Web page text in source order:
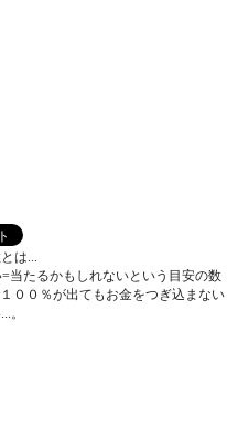
は...
当たるかもしれないという目安の数
００％が出てもお金をつぎ込まない
。